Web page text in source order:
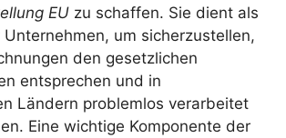
EU zu schaffen. Sie dient als
um sicherzustellen,
den gesetzlichen
entsprechen und in
Ländern problemlos verarbeitet
Eine wichtige Komponente der